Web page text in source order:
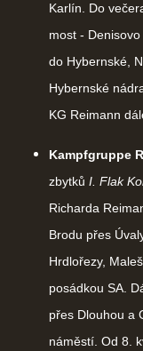
Karlín. Do
most -
do Hybernské,
Hybernské
KG Reimann
Kampfgruppe
zbytků I. Flak
Richarda
Brodu přes
Hrdlořezy,
posádkou SA.
přes Dlouhou a
náměstí. Od 8.